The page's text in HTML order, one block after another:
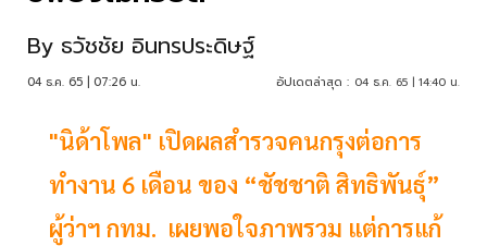
By ธวัชชัย อินทรประดิษฐ์
04 ธ.ค. 65 | 07:26 น. อัปเดตล่าสุด : 04 ธ.ค. 65 | 14:40 น.
"นิด้าโพล" เปิดผลสำรวจคนกรุงต่อการ
ทำงาน 6 เดือน ของ “ชัชชาติ สิทธิพันธุ์”
ผู้ว่าฯ กทม. เผยพอใจภาพรวม แต่การแก้